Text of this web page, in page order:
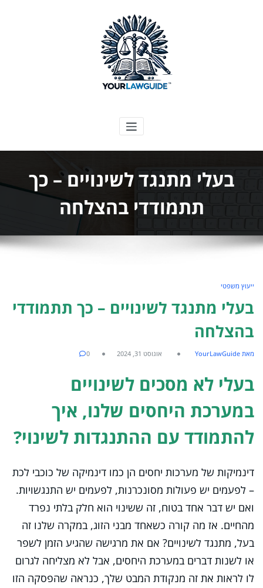
המדריך המשפטי שלך
בעלי מתנגד לשינויים – כך
תתמודדי בהצלחה
ייעוץ משפטי
בעלי מתנגד לשינויים – כך תתמודדי
בהצלחה
מאת YourLawGuide אוגוסט 31, 2024 0
בעלי לא מסכים לשינויים
במערכת היחסים שלנו, איך
להתמודד עם ההתנגדות לשינוי?
דינמיקות של מערכות יחסים הן כמו דינמיקה של כוכבי לכת
– לפעמים יש פעולות מסונכרנות, לפעמים יש התנגשויות.
ואם יש דבר אחד בטוח, זה ששינוי הוא חלק בלתי נפרד
מהחיים. אז מה קורה כשאחד מבני הזוג, במקרה שלנו זה
בעל, מתנגד לשינויים? אם את מרגישה שהגיע הזמן לשפר
או לשנות דברים במערכת היחסים, אבל לא מצליחה לגרום
לו לראות את זה מנקודת המבט שלך, כנראה שהפסקה הזו